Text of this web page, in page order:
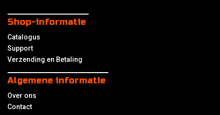
Shop-informatie
Catalogus
Support
Verzending en Betaling
Algemene informatie
Over ons
Contact